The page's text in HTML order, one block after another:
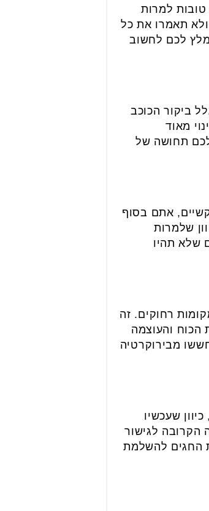
למרות
תאמרו את כל
לכם לחשוב
ביקור הכוכב
מאוד
תחושה של
אתם בסוף
שלמרות
שלא תהיו
רחוקים. זה
הכוח והעוצמה
מבירוקרטיה
שעכשיו
לגישור
החגים להשלמת